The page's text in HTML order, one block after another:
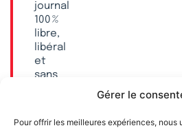
Gérer le
Pour offrir les meilleures expériences,
journal
100 %
libre,
libéral
et
sans